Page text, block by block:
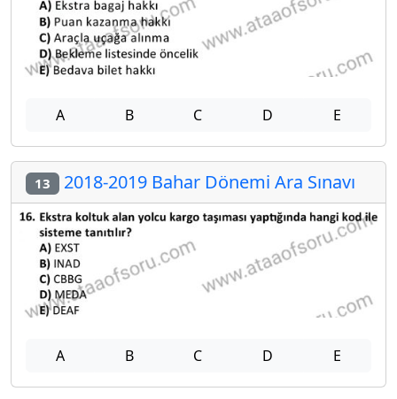
A B C D E
13 2018-2019 Bahar Dönemi Ara Sınavı
A B C D E